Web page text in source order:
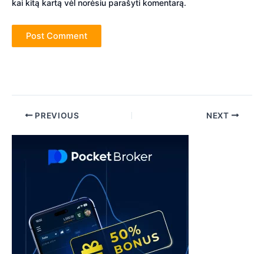
kai kitą kartą vėl norėsiu parašyti komentarą.
Post PREVIOUS NEXT